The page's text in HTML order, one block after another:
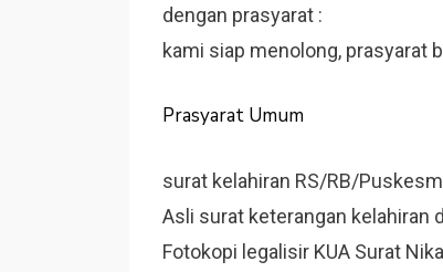
dengan prasyarat :
kami siap menolong, prasyarat
Prasyarat Umum
surat kelahiran RS/RB/
Asli surat keterangan kelahiran
Fotokopi legalisir KUA Surat